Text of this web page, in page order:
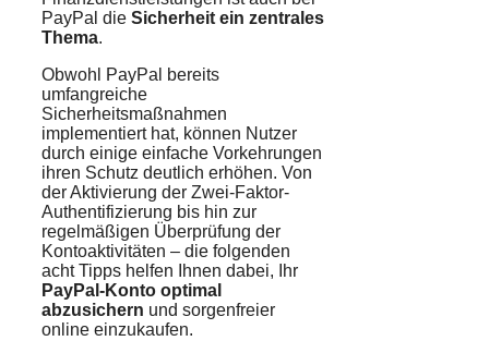
PayPal die Sicherheit ein zentrales
Thema.
Obwohl PayPal bereits
umfangreiche
Sicherheitsmaßnahmen
implementiert hat, können Nutzer
durch einige einfache Vorkehrungen
ihren Schutz deutlich erhöhen. Von
der Aktivierung der Zwei-Faktor-
Authentifizierung bis hin zur
regelmäßigen Überprüfung der
Kontoaktivitäten – die folgenden
acht Tipps helfen Ihnen dabei, Ihr
PayPal-Konto optimal
abzusichern und sorgenfreier
online einzukaufen.